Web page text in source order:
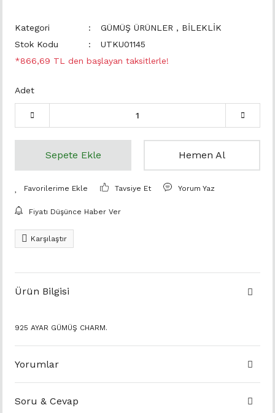
Kategori GÜMÜŞ ÜRÜNLER , BİLEKLİK
Stok Kodu
UTKU01145
*866,69 TL den başlayan taksitlerle!
Adet
Sepete Ekle Hemen Al
Tavsiye Et Yorum Yaz
Fiyatı Düşünce Haber Ver
Karşılaştır
Ürün Bilgisi
925 AYAR GÜMÜŞ CHARM.
Yorumlar
Soru & Cevap